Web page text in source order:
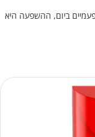
קבוע פעמיים ביום, ההשפעה היא